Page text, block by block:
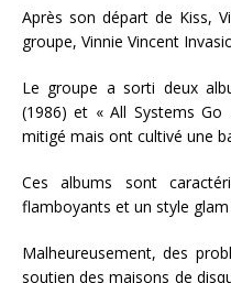
Après son départ de Kiss,
groupe, Vinnie Vincent
Le groupe a sorti deux
(1986) et « All Systems
mitigé mais ont cultivé une
Ces albums sont
flamboyants et un style
Malheureusement, des
soutien des maisons de